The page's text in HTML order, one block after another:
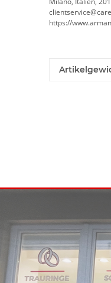
https://
Wert